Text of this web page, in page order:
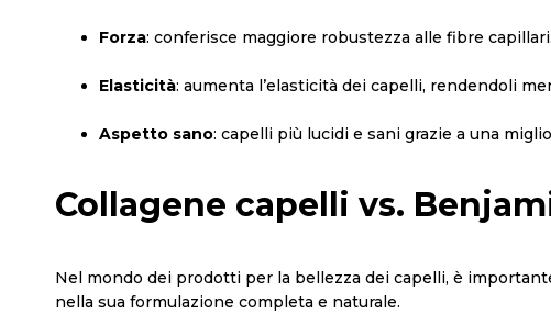
Forza: conferisce maggiore robustezza alle fibre capillari.
Elasticità: aumenta l’elasticità dei capelli, rendendoli
Aspetto sano: capelli più lucidi e sani grazie a una
Collagene capelli vs.
Nel mondo dei prodotti per la bellezza dei capelli, è
nella sua formulazione completa e naturale.